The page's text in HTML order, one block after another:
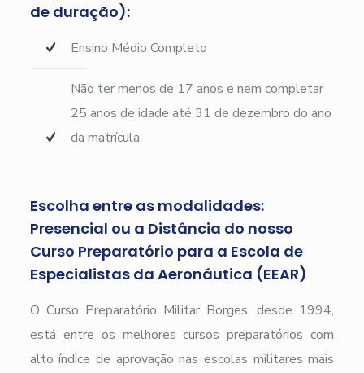
de duração):
Ensino Médio Completo
Não ter menos de 17 anos e nem completar
25 anos de idade até 31 de dezembro do ano
da matrícula.
Escolha entre as modalidades:
Presencial ou a Distância do nosso
Curso Preparatório para a Escola de
Especialistas da Aeronáutica (EEAR)
O Curso Preparatório Militar Borges, desde 1994,
está entre os melhores cursos preparatórios com
alto índice de aprovação nas escolas militares mais